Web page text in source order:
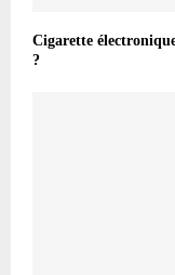
Cigarette
?